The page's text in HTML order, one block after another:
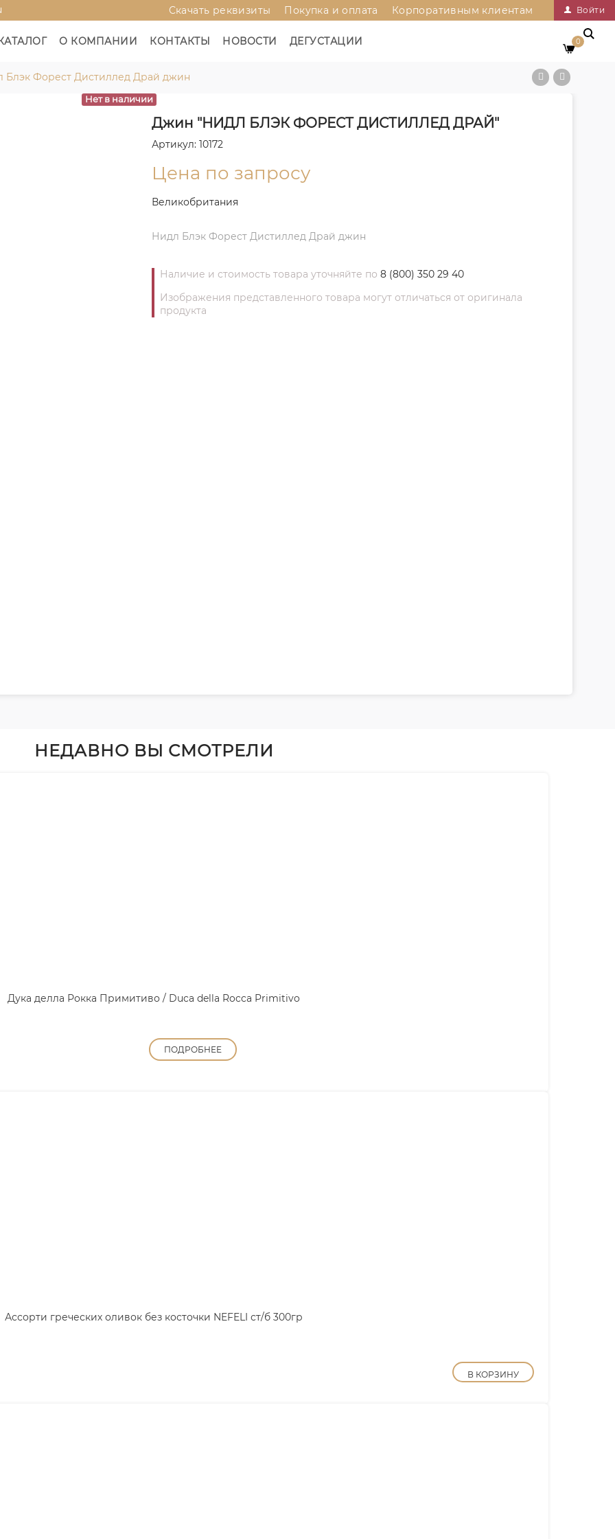
Войти
Скачать реквизиты Покупка и оплата Корпоративным клиентам
О КОМПАНИИ КОНТАКТЫ НОВОСТИ ДЕГУСТАЦИИ 0
Блэк Форест Дистиллед Драй джин
Нет в наличии
Джин "НИДЛ БЛЭК ФОРЕСТ ДИСТИЛЛЕД ДРАЙ"
Артикул: 10172
Цена по запросу
Великобритания
Нидл Блэк Форест Дистиллед Драй джин
Наличие и стоимость товара уточняйте по 8 (800) 350 29 40
Изображения представленного товара могут отличаться от оригинала
продукта
НЕДАВНО ВЫ СМОТРЕЛИ
Дука делла Рокка Примитиво / Duca della Rocca Primitivo
ПОДРОБНЕЕ
Ассорти греческих оливок без косточки NEFELI ст/б 300гр
В КОРЗИНУ